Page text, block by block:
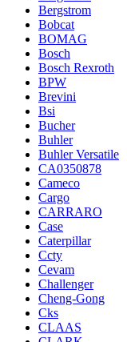
Bergstrom
Bobcat
BOMAG
Bosch
Bosch Rexroth
BPW
Brevini
Bsi
Bucher
Buhler
Buhler Versatile
CA0350878
Cameco
Cargo
CARRARO
Case
Caterpillar
Ccty
Cevam
Challenger
Cheng-Gong
Cks
CLAAS